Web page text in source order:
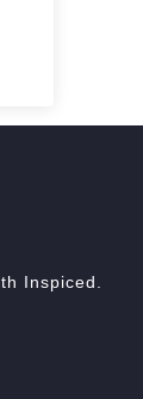
Inspiced.